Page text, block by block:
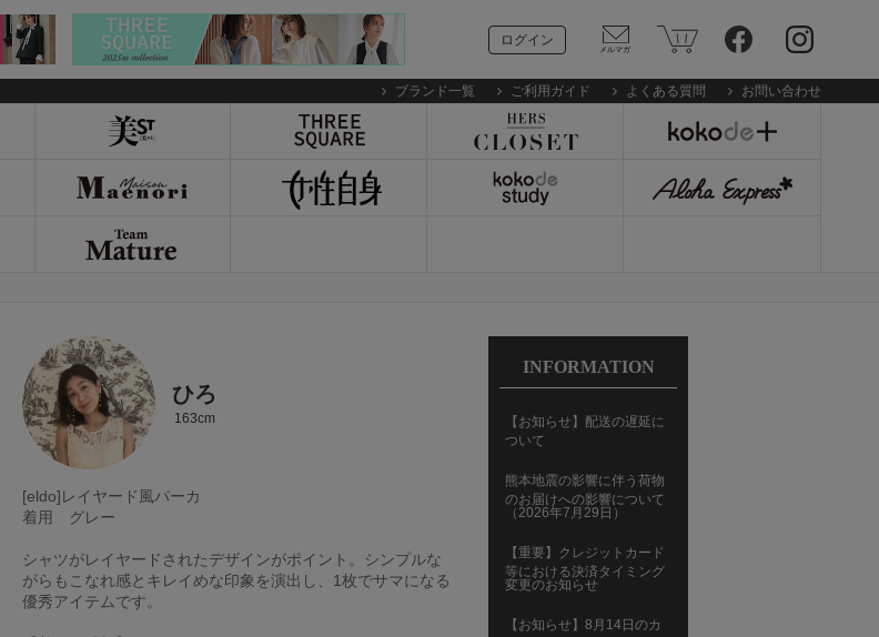
ログイン
ブランド一覧 ご利用ガイド よくある質問 お問い合わせ
ひろ
163cm
[eldo]レイヤード風パーカ
着用 グレー
シャツがレイヤードされたデザインがポイント。シンプルな
がらもこなれ感とキレイめな印象を演出し、1枚でサマになる
優秀アイテムです。
INFORMATION
【お知らせ】配送の遅延に
ついて
熊本地震の影響に伴う荷物
のお届けへの影響について
（2026年7月29日）
【重要】クレジットカード
等における決済タイミング
変更のお知らせ
【お知らせ】8月14日のカ